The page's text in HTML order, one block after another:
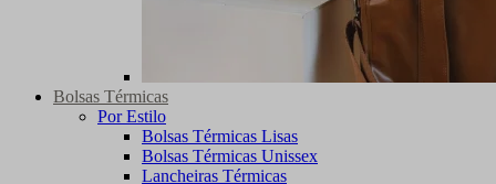
Bolsas Térmicas
Por Estilo
Bolsas Térmicas Lisas
Bolsas Térmicas Unissex
Lancheiras Térmicas